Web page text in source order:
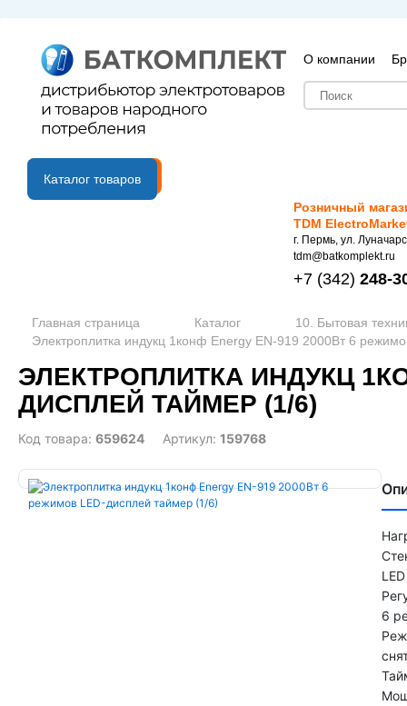
О компании
B2B портал
Каталог товаров
Розничный
TDM
г. Пермь, ул.
tdm@batkomplekt.ru
+7 (342) 248-
Главная страница Каталог
10. Бытовая
Электроплитка индукц 1конф Energy EN-919 2000Вт 6
ЭЛЕКТРОПЛИТКА ИНДУКЦ
ДИСПЛЕЙ ТАЙМЕР (1/6)
Код товара: 659624 Артикул: 159768
6